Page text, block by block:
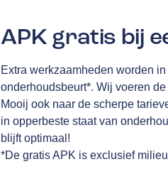
APK gratis bij
Extra werkzaamheden worden
onderhoudsbeurt*. Wij voeren
Mooij ook naar de scherpe
in opperbeste staat van
blijft optimaal!
*De gratis APK is exclusief